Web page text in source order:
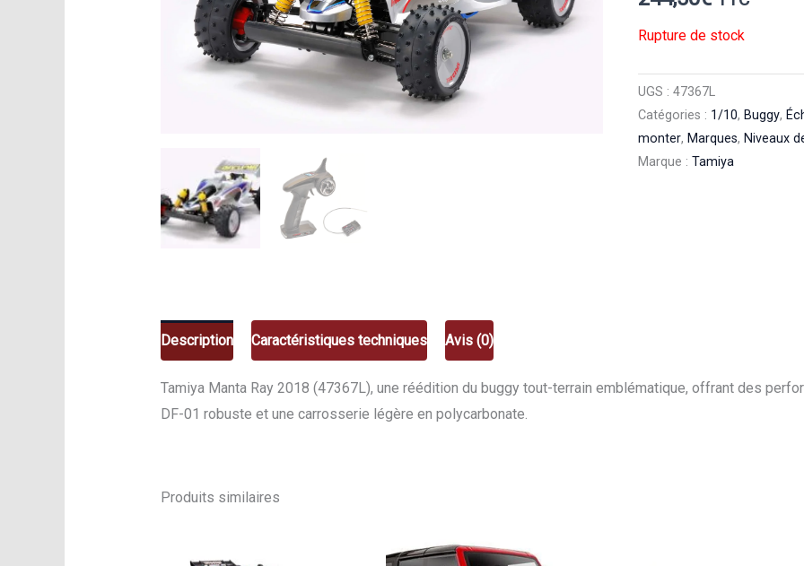
Rupture de stock
UGS :47367L
Catégories : 1/10, Buggy,
monter, Marques, Niveaux
Marque :Tamiya
Description Caractéristiques techniques Avis (0)
Tamiya Manta Ray 2018 (47367L), une réédition du buggy tout-terrain emblématique, offrant des
DF-01 robuste et une carrosserie légère en polycarbonate.
Produits similaires